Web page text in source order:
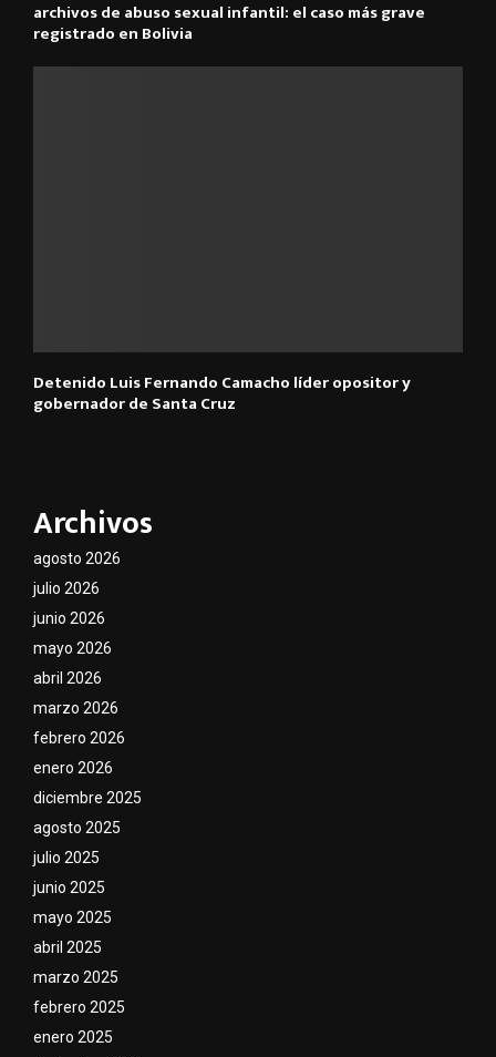
archivos de abuso sexual infantil: el caso más grave
registrado en Bolivia
Detenido Luis Fernando Camacho líder opositor y
gobernador de Santa Cruz
Archivos
agosto 2026
julio 2026
junio 2026
mayo 2026
abril 2026
marzo 2026
febrero 2026
enero 2026
diciembre 2025
agosto 2025
julio 2025
junio 2025
mayo 2025
abril 2025
marzo 2025
febrero 2025
enero 2025